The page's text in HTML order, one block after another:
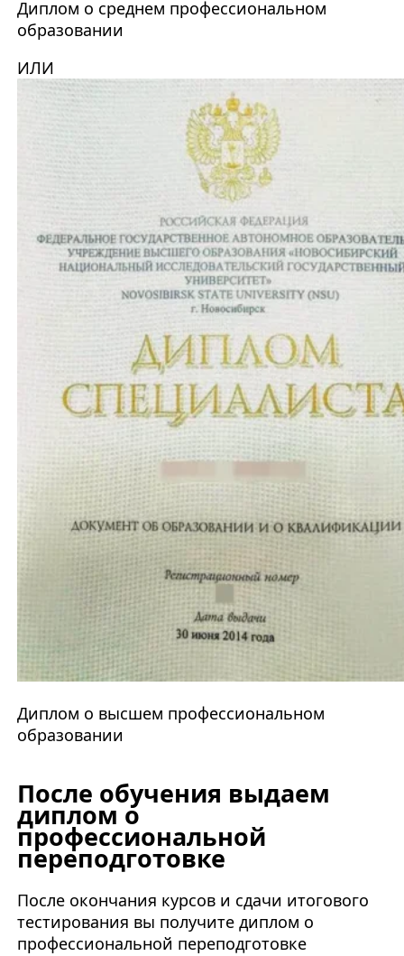
Диплом о среднем профессиональном
образовании
ИЛИ
Диплом о высшем профессиональном
образовании
После обучения выдаем
диплом о
профессиональной
переподготовке
После окончания курсов и сдачи итогового
тестирования вы получите диплом о
профессиональной переподготовке